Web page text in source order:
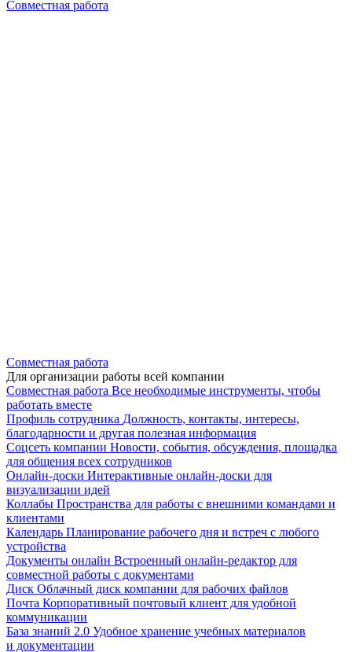
Совместная работа
Совместная работа
Для организации работы всей компании
Совместная работа Все необходимые инструменты, чтобы
работать вместе
Профиль сотрудника Должность, контакты, интересы,
благодарности и другая полезная информация
Соцсеть компании Новости, события, обсуждения, площадка
для общения всех сотрудников
Онлайн-доски Интерактивные онлайн-доски для
визуализации идей
Коллабы Пространства для работы с внешними командами и
клиентами
Календарь Планирование рабочего дня и встреч с любого
устройства
Документы онлайн Встроенный онлайн-редактор для
совместной работы с документами
Диск Облачный диск компании для рабочих файлов
Почта Корпоративный почтовый клиент для удобной
коммуникации
База знаний 2.0 Удобное хранение учебных материалов
и документации